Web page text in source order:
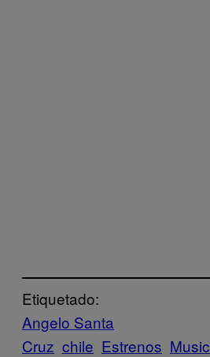
Etiquetado:
Angelo Santa
Cruz chile Estrenos Music